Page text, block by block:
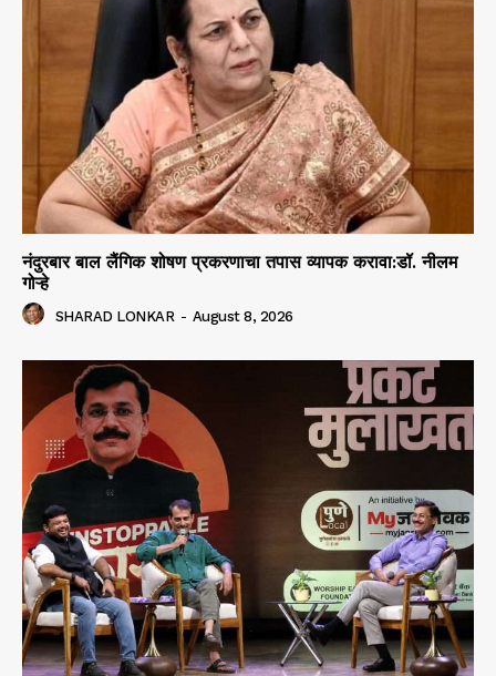
नंदुरबार बाल लैंगिक शोषण प्रकरणाचा तपास व्यापक करावा:डॉ. नीलम
गोऱ्हे
SHARAD LONKAR - August 8, 2026